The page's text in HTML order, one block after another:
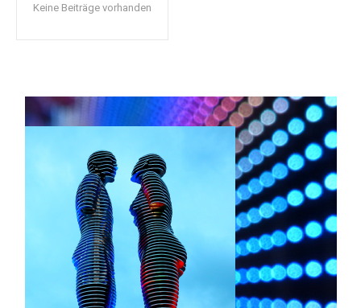
Keine Beiträge vorhanden